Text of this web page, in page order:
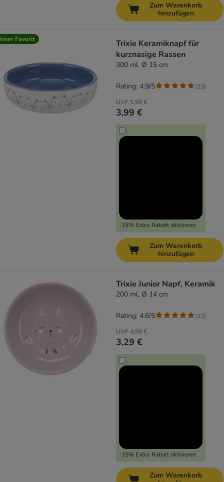
Zum Warenkorb
hinzufügen
Favorit
Trixie Keramiknapf für
kurznasige Rassen
300 ml, Ø 15 cm
UVP 5,99 €
3,99 €
-15% Extra-Rabatt aktivieren
Rating: 4.9/5 (23)
Zum Warenkorb
hinzufügen
Trixie Junior Napf, Keramik
200 ml, Ø 14 cm
UVP 4,99 €
3,29 €
-15% Extra-Rabatt aktivieren
Rating: 4.6/5 (12)
Zum Warenkorb